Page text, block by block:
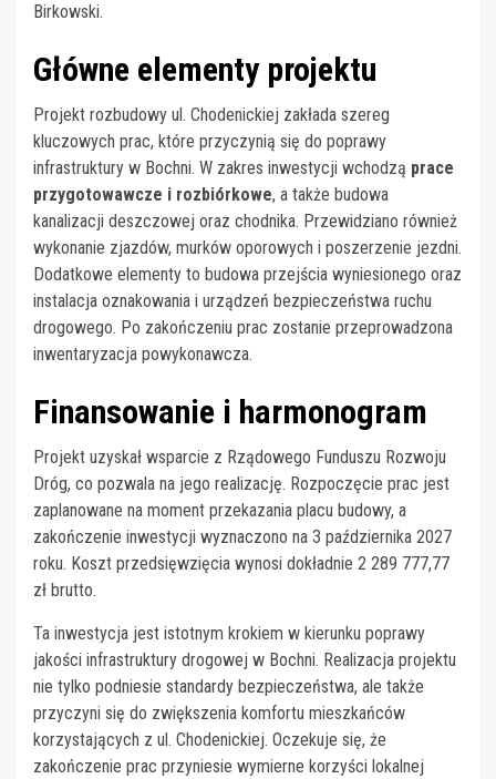
Birkowski.
Główne elementy projektu
Projekt rozbudowy ul. Chodenickiej zakłada szereg
kluczowych prac, które przyczynią się do poprawy
infrastruktury w Bochni. W zakres inwestycji wchodzą prace
przygotowawcze i rozbiórkowe, a także budowa
kanalizacji deszczowej oraz chodnika. Przewidziano również
wykonanie zjazdów, murków oporowych i poszerzenie jezdni.
Dodatkowe elementy to budowa przejścia wyniesionego oraz
instalacja oznakowania i urządzeń bezpieczeństwa ruchu
drogowego. Po zakończeniu prac zostanie przeprowadzona
inwentaryzacja powykonawcza.
Finansowanie i harmonogram
Projekt uzyskał wsparcie z Rządowego Funduszu Rozwoju
Dróg, co pozwala na jego realizację. Rozpoczęcie prac jest
zaplanowane na moment przekazania placu budowy, a
zakończenie inwestycji wyznaczono na 3 października 2027
roku. Koszt przedsięwzięcia wynosi dokładnie 2 289 777,77
zł brutto.
Ta inwestycja jest istotnym krokiem w kierunku poprawy
jakości infrastruktury drogowej w Bochni. Realizacja projektu
nie tylko podniesie standardy bezpieczeństwa, ale także
przyczyni się do zwiększenia komfortu mieszkańców
korzystających z ul. Chodenickiej. Oczekuje się, że
zakończenie prac przyniesie wymierne korzyści lokalnej